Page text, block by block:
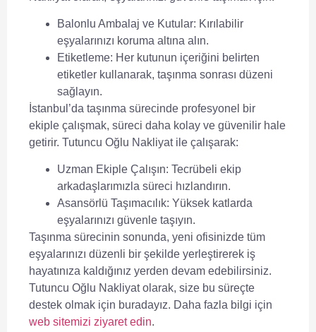
Balonlu Ambalaj ve Kutular: Kırılabilir
eşyalarınızı koruma altına alın.
Etiketleme: Her kutunun içeriğini belirten
etiketler kullanarak, taşınma sonrası düzeni
sağlayın.
İstanbul’da taşınma sürecinde profesyonel bir
ekiple çalışmak, süreci daha kolay ve güvenilir hale
getirir. Tutuncu Oğlu Nakliyatile çalışarak:
Uzman Ekiple Çalışın: Tecrübeli ekip
arkadaşlarımızla süreci hızlandırın.
Asansörlü Taşımacılık: Yüksek katlarda
eşyalarınızı güvenle taşıyın.
Taşınma sürecinin sonunda, yeni ofisinizde tüm
eşyalarınızı düzenli bir şekilde yerleştirerek iş
hayatınıza kaldığınız yerden devam edebilirsiniz.
Tutuncu Oğlu Nakliyatolarak, size bu süreçte
destek olmak için buradayız. Daha fazla bilgi için
web sitemizi ziyaret edin.